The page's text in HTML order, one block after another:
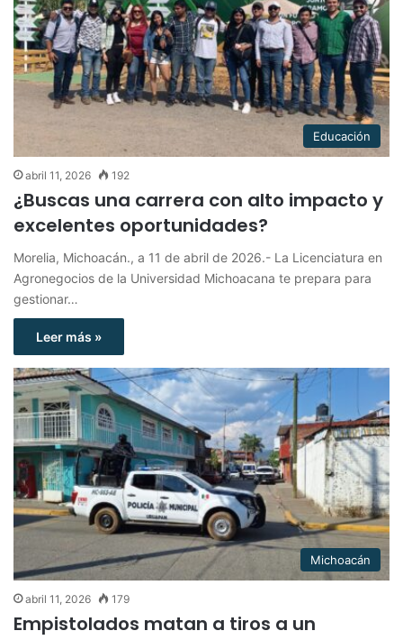
Educación
abril 11, 2026 192
¿Buscas una carrera con alto impacto y
excelentes oportunidades?
Morelia, Michoacán., a 11 de abril de 2026.- La Licenciatura en
Agronegocios de la Universidad Michoacana te prepara para
gestionar…
Leer más »
Michoacán
abril 11, 2026 179
Empistolados matan a tiros a un